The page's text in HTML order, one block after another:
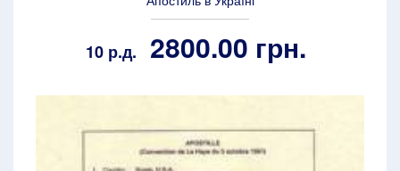
10 р.д. 2800.00 грн.